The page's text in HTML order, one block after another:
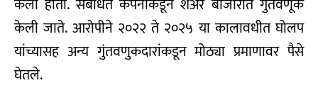
केली होती. संबंधित कंपनीकडून शेअर बाजारात गुंतवणूक
केली जाते. आरोपीने २०२२ ते २०२५ या कालावधीत घोलप
यांच्यासह अन्य गुंतवणुकदारांकडून मोठ्या प्रमाणावर पैसे
घेतले.